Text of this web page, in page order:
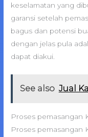
keselamatan yang
garansi setelah
bagus dan potensi
dengan jelas pula
dapat diakui.
See also Jual
Proses pemasangan
Proses pemasangan